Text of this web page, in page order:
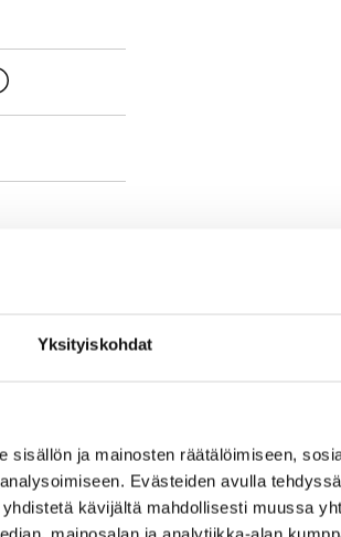
Yksityiskohdat
sisällön ja mainosten räätälöimiseen,
Evästeiden avulla
kävijältä mahdollisesti muussa
Voit